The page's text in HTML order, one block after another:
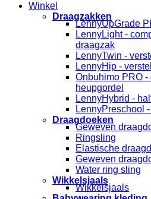
Winkel
Draagzakken
LennyUpGrade
LennyLight -
draagzak
LennyTwin -
LennyHip -
Onbuhimo PRO
heupgordel
LennyHybrid -
LennyPreschool
Draagdoeken
Geweven
Ringsling
Elastische
Geweven
Water ring sling
Wikkelsjaals
Wikkelsjaals